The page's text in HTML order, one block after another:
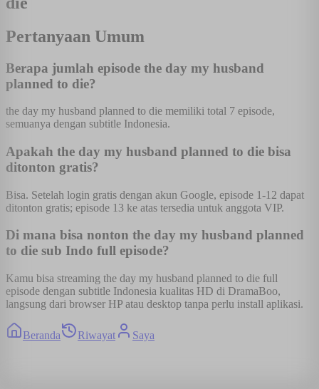
Pertanyaan Umum
Berapa jumlah episode the day my husband
planned to die?
the day my husband planned to die memiliki total 7 episode,
semuanya dengan subtitle Indonesia.
Apakah the day my husband planned to die bisa
ditonton gratis?
Bisa. Setelah login gratis dengan akun Google, episode 1-12 dapat
ditonton gratis; episode 13 ke atas tersedia untuk anggota VIP.
Di mana bisa nonton the day my husband planned
to die sub Indo full episode?
Kamu bisa streaming the day my husband planned to die full
episode dengan subtitle Indonesia kualitas HD di DramaBoo,
langsung dari browser HP atau desktop tanpa perlu install aplikasi.
Beranda Riwayat Saya